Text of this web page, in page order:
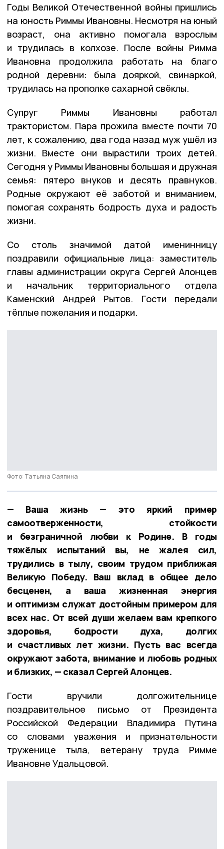
Годы Великой Отечественной войны пришлись
на юность Риммы Ивановны. Несмотря на юный
возраст, она активно помогала взрослым
и трудилась в колхозе. После войны Римма
Ивановна продолжила работать на благо
родной деревни: была дояркой, свинаркой,
трудилась на прополке сахарной свёклы.
Супруг Риммы Ивановны работал
трактористом. Пара прожила вместе почти 70
лет, к сожалению, два года назад муж ушёл из
жизни. Вместе они вырастили троих детей.
Сегодня у Риммы Ивановны большая и дружная
семья: пятеро внуков и десять правнуков.
Родные окружают её заботой и вниманием,
помогая сохранять бодрость духа и радость
жизни.
Со столь значимой датой именинницу
поздравили официальные лица: заместитель
главы администрации округа Сергей Алонцев
и начальник территориального отдела
Каменский Андрей Рытов. Гости передали
тёплые пожелания и подарки.
Фото: Татьяна Саяпина
— Ваша жизнь — это яркий пример
самоотверженности, стойкости
и безграничной любви к Родине. В годы
тяжёлых испытаний вы, не жалея сил,
трудились в тылу, своим трудом приближая
Великую Победу. Ваш вклад в общее дело
бесценен, а ваша жизненная энергия
и оптимизм служат достойным примером для
всех нас. От всей души желаем вам крепкого
здоровья, бодрости духа, долгих
и счастливых лет жизни. Пусть вас всегда
окружают забота, внимание и любовь родных
и близких, — сказал Сергей Алонцев.
Гости вручили долгожительнице
поздравительное письмо от Президента
Российской Федерации Владимира Путина
со словами уважения и признательности
труженице тыла, ветерану труда Римме
Ивановне Удальцовой.